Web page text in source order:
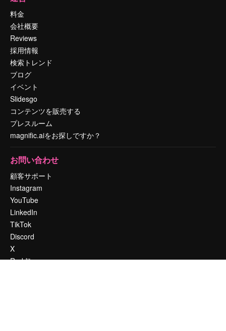
料金
会社概要
Reviews
採用情報
検索トレンド
ブログ
イベント
Slidesgo
コンテンツを販売する
プレスルーム
magnific.aiをお探しですか？
お問い合わせ
顧客サポート
Instagram
YouTube
LinkedIn
TikTok
Discord
X
Reddit